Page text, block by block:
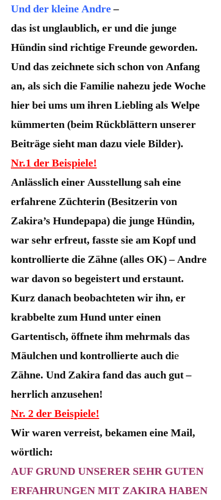
Und der kleine Andre–
das ist unglaublich, er und die junge
Hündin sind richtige Freunde geworden.
Und das zeichnete sich schon von Anfang
an, als sich die Familie nahezu jede Woche
hier bei ums um ihren Liebling als Welpe
kümmerten (beim Rückblättern unserer
Beiträge sieht man dazu viele Bilder).
Nr.1 der Beispiele!
Anlässlich einer Ausstellung sah eine
erfahrene Züchterin (Besitzerin von
Zakira’s Hundepapa) die junge Hündin,
war sehr erfreut, fasste sie am Kopf und
kontrollierte die Zähne (alles OK) – Andre
war davon so begeistert und erstaunt.
Kurz danach beobachteten wir ihn, er
krabbelte zum Hund unter einen
Gartentisch, öffnete ihm mehrmals das
Mäulchen und kontrollierte auch die
Zähne. Und Zakira fand das auch gut –
herrlich anzusehen!
Nr. 2 der Beispiele!
Wir waren verreist, bekamen eine Mail,
wörtlich:
AUF GRUND UNSERER SEHR GUTEN
ERFAHRUNGEN MIT ZAKIRA HABEN